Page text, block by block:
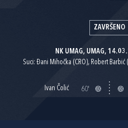
ZAVRŠENO
NK UMAG, UMAG,
Suci: Đani Mihočka (CRO), Robert Barbić
Ivan Čolić 60'